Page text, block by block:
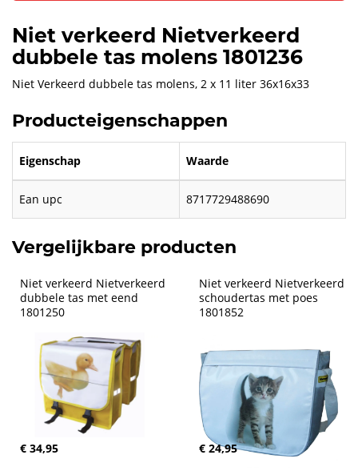
Niet verkeerd Nietverkeerd
dubbele tas molens 1801236
Niet Verkeerd dubbele tas molens, 2 x 11 liter 36x16x33
Producteigenschappen
Eigenschap Waarde
Ean upc 8717729488690
Vergelijkbare producten
Niet verkeerd Nietverkeerd
dubbele tas met eend
1801250
€ 34,95
Niet verkeerd Nietverkeerd
schoudertas met poes
1801852
€ 24,95